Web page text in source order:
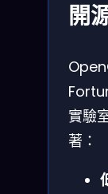
開
實驗
著：